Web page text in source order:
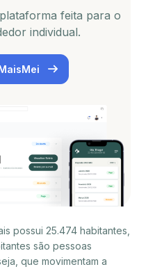
feita para o
individual.
possui 25.474 habitantes,
são pessoas
que movimentam a